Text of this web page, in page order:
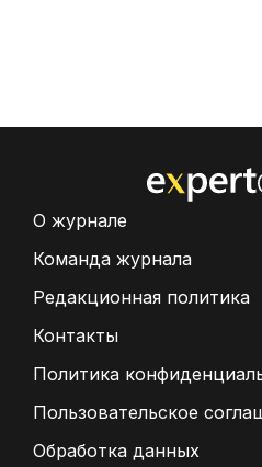
О журнале
Команда журнала
Редакционная политика
Контакты
Политика
Пользовательское
Обработка данных